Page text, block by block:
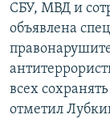
СБУ, МВД и
объявлена
всех
отметил